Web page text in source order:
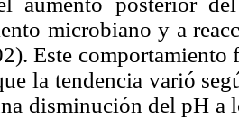
microbiano y a
Este comportamiento
la tendencia varió
disminución del pH a